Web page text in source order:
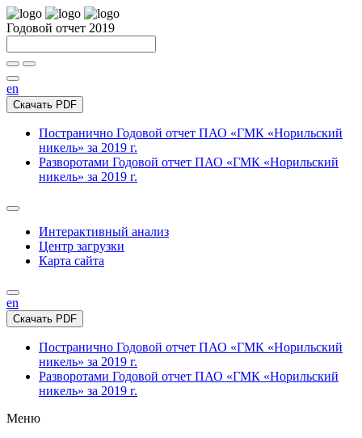
Годовой отчет 2019
en
Скачать PDF
Постранично Годовой отчет ПАО «ГМК «Норильский
никель» за 2019 г.
Разворотами Годовой отчет ПАО «ГМК «Норильский
никель» за 2019 г.
Интерактивный анализ
Центр загрузки
Карта сайта
en
Скачать PDF
Постранично Годовой отчет ПАО «ГМК «Норильский
никель» за 2019 г.
Разворотами Годовой отчет ПАО «ГМК «Норильский
никель» за 2019 г.
Меню